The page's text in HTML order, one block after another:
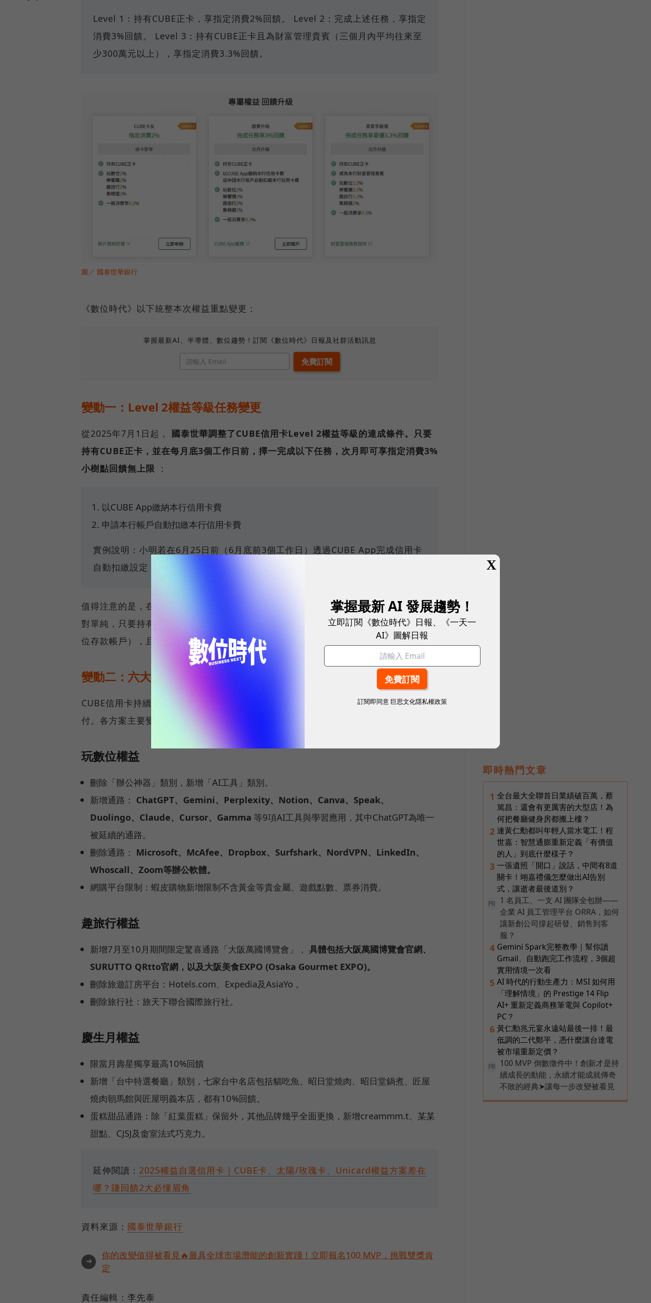
Level 1：持有CUBE正卡，享指定消費2%回饋。 Level 2：完成上述任務，享指定
消費3%回饋。 Level 3：持有CUBE正卡且為財富管理貴賓（三個月內平均往來至
少300萬元以上），享指定消費3.3%回饋。
圖／ 國泰世華銀行
《數位時代》以下統整本次權益重點變更：
掌握最新AI、半導體、數位趨勢！訂閱《數位時代》日報及社群活動訊息
變動一：Level 2權益等級任務變更
從2025年7月1日起， 國泰世華調整了CUBE信用卡Level 2權益等級的達成條件。只要
持有CUBE正卡，並在每月底3個工作日前，擇一完成以下任務，次月即可享指定消費3%
小樹點回饋無上限 ：
以CUBE App繳納本行信用卡費
申請本行帳戶自動扣繳本行信用卡費
實例說明：小明若在6月25日前（6月底前3個工作日）透過CUBE App完成信用卡
自動扣繳設定，7月起即可升級為Level 2等級。
值得注意的是，在2025年7月1日的權益調整生效前，CUBE信用卡Level 2的達成條件相
對單純，只要持有CUBE信用卡正卡，並擁有國泰世華銀行的個人臺幣存款帳戶（包含數
位存款帳戶），且曾登入國泰世華CUBE App即可達成。
變動二：六大權益方案通路調整
CUBE信用卡持續維持六大權益方案：玩數位、樂饗購、趣旅行、集精選、慶生月和來支
付。各方案主要變更如下（詳情請見
玩數位權益
刪除「辦公神器」類別，新增「AI工具」類別。
新增通路： ChatGPT、Gemini、Perplexity、Notion、Canva、Speak、
Duolingo、Claude、Cursor、Gamma 等9項AI工具與學習應用，其中ChatGPT為唯一
被延續的通路。
刪除通路： Microsoft、McAfee、Dropbox、Surfshark、NordVPN、LinkedIn、
Whoscall、Zoom等辦公軟體。
網購平台限制：蝦皮購物新增限制不含黃金等貴金屬、遊戲點數、票券消費。
趣旅行權益
新增7月至10月期間限定驚喜通路「大阪萬國博覽會」，具體包括大阪萬國博覽會官網、
SURUTTO QRtto官網，以及大阪美食EXPO (Osaka Gourmet EXPO)。
刪除旅遊訂房平台：Hotels.com、Expedia及AsiaYo 。
刪除旅行社：旅天下聯合國際旅行社。
慶生月權益
限當月壽星獨享最高10%回饋
新增「台中特選餐廳」類別，七家台中名店包括貓吃魚、昭日堂燒肉、昭日堂鍋煮、匠屋
燒肉朝馬館與匠屋明義本店，都有10%回饋。
蛋糕甜品通路：除「紅葉蛋糕」保留外，其他品牌幾乎全面更換，新增creammm.t、某某
甜點、CJSJ及畬室法式巧克力。
延伸閱讀： 2025權益自選信用卡｜CUBE卡、太陽/玫瑰卡、Unicard權益方案差在
哪？賺回饋2大必懂眉角
資料來源： 國泰世華銀行
➜
你的改變值得被看見🔥最具全球市場潛能的創新實踐！立即報名100 MVP，挑戰雙獎肯
定
責任編輯：李先泰
即時熱門文章
1 全台最大全聯首日業績破百萬，蔡
篤昌：還會有更厲害的大型店！為
何把餐廳健身房都搬上樓？
2 連黃仁勳都叫年輕人當水電工！程
世嘉：智慧通膨重新定義「有價值
的人」到底什麼樣子？
3 一張遺照「開口」說話，中間有8道
關卡！翊嘉禮儀怎麼做出AI告別
式，讓逝者最後道別？
PR
1 名員工、一支 AI 團隊全包辦——
企業 AI 員工管理平台 ORRA，如何
讓新創公司撐起研發、銷售到客
服？
4 Gemini Spark完整教學｜幫你讀
Gmail、自動跑完工作流程，3個超
實用情境一次看
5 AI 時代的行動生產力：MSI 如何用
「理解情境」的 Prestige 14 Flip
AI+ 重新定義商務筆電與 Copilot+
PC？
6 黃仁勳兆元宴永遠站最後一排！最
低調的二代鄭平，憑什麼讓台達電
被市場重新定價？
PR
100 MVP 倒數徵件中！創新才是持
續成長的動能，永續才能成就傳奇
不敗的經典➤讓每一步改變被看見
X
掌握最新 AI 發展趨勢！
立即訂閱《數位時代》日報、《一天一
AI》圖解日報
訂閱即同意 巨思文化隱私權政策